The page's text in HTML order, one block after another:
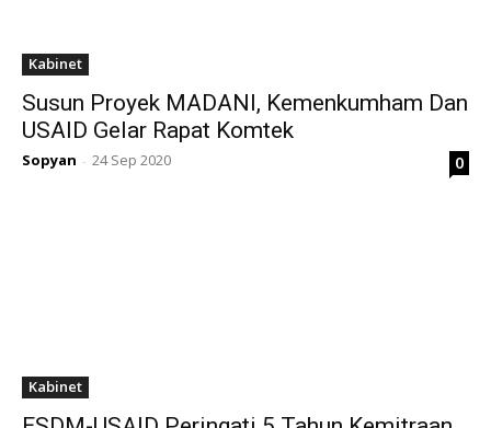
Kabinet
Susun Proyek MADANI, Kemenkumham Dan
USAID Gelar Rapat Komtek
Sopyan - 24 Sep 2020 0
Kabinet